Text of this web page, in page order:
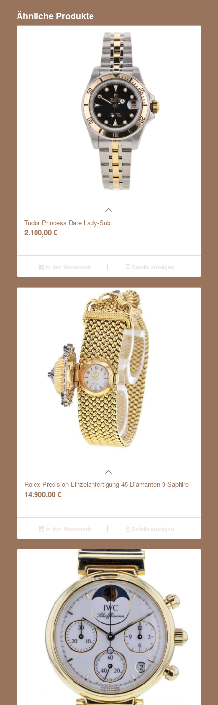
Ähnliche Produkte
Tudor Princess Date Lady-Sub
2.100,00€
In den Warenkorb Details anzeigen
Rolex Precision Einzelanfertigung 45 Diamanten 9 Saphire
14.900,00€
In den Warenkorb Details anzeigen